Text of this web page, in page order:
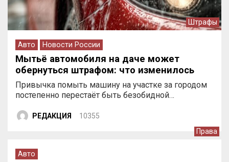
Штрафы
Авто Новости России
Мытьё автомобиля на даче может
обернуться штрафом: что изменилось
Привычка помыть машину на участке за городом
постепенно перестаёт быть безобидной…
РЕДАКЦИЯ 10355
Права
Авто